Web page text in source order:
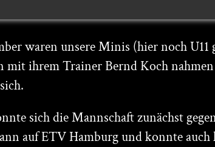
waren unsere Minis (hier noch
ihrem Trainer Bernd Koch nahmen
sich die Mannschaft zunächst
auf ETV Hamburg und konnte